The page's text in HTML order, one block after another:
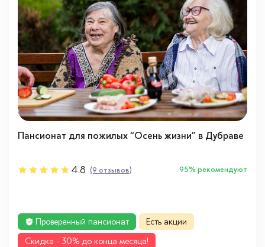
Пансионат для пожилых “Осень жизни” в Дубраве
4.8 (9 отзывов) 95% рекомендуют
Проверенный пансионат
Есть акции
Cкидка - 30% до конца месяца!